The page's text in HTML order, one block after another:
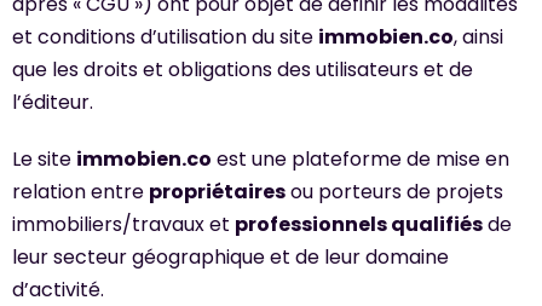
et conditions d’utilisation du site immobien.co, ainsi
que les droits et obligations des utilisateurs et de
l’éditeur.
Le site immobien.co est une plateforme de mise en
relation entre propriétairesou porteurs de projets
immobiliers/travaux et professionnels qualifiésde
leur secteur géographique et de leur domaine
d’activité.